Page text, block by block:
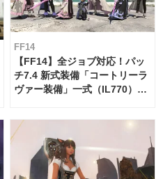
FF14
【FF14】全ジョブ対応！パッ
チ7.4 新式装備「コートリーラ
ヴァー装備」一式（IL770）の